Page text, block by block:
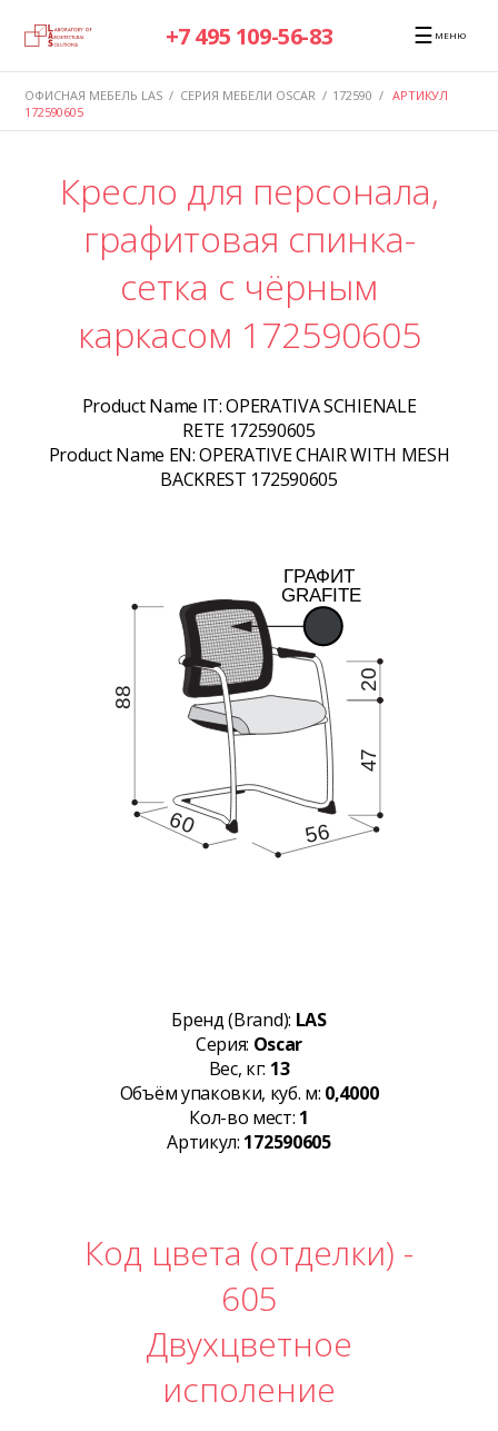
+7 495 109-56-83 ☰ МЕНЮ
ОФИСНАЯ МЕБЕЛЬ LAS / СЕРИЯ МЕБЕЛИ OSCAR / 172590 / АРТИКУЛ
172590605
Кресло для персонала,
графитовая спинка-
сетка с чёрным
каркасом 172590605
Product Name IT:OPERATIVA SCHIENALE
RETE 172590605
Product Name EN:OPERATIVE CHAIR WITH MESH
BACKREST 172590605
Бренд (Brand): LAS
Серия: Oscar
Вес, кг: 13
Объём упаковки, куб. м: 0,4000
Кол-во мест: 1
Артикул: 172590605
Код цвета (отделки) -
605
Двухцветное
исполение